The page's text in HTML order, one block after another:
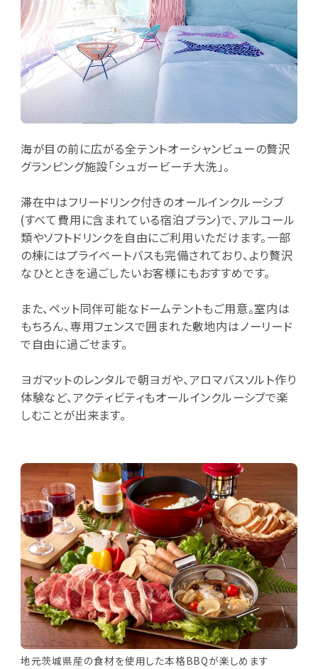
海が目の前に広がる全テントオーシャンビューの贅沢
グランピング施設「シュガービーチ大洗」。
滞在中はフリードリンク付きのオールインクルーシブ
(すべて費用に含まれている宿泊プラン)で、アルコール
類やソフトドリンクを自由にご利用いただけます。一部
の棟にはプライベートバスも完備されており、より贅沢
なひとときを過ごしたいお客様にもおすすめです。
また、ペット同伴可能なドームテントもご用意。室内は
もちろん、専用フェンスで囲まれた敷地内はノーリード
で自由に過ごせます。
ヨガマットのレンタルで朝ヨガや、アロマバスソルト作り
体験など、アクティビティもオールインクルーシブで楽
しむことが出来ます。
地元茨城県産の食材を使用した本格BBQが楽しめます